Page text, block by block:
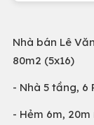
Nhà bán Lê
80m2 (5x16)
- Nhà 5 tầng, 6
- Hẻm 6m,